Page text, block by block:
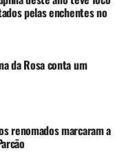
pelas enchentes no
da Rosa conta um
renomados marcaram a